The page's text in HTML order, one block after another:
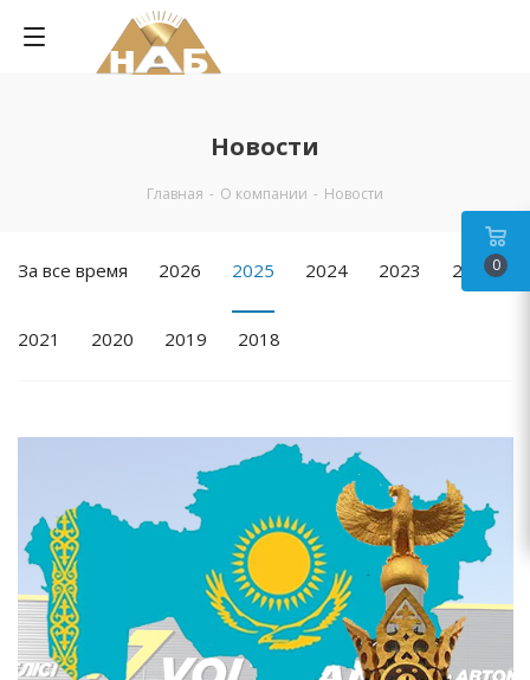
Новости
Главная - О компании - Новости
За все время 2026 2025 2024 2023 2022
2021 2020 2019 2018
0